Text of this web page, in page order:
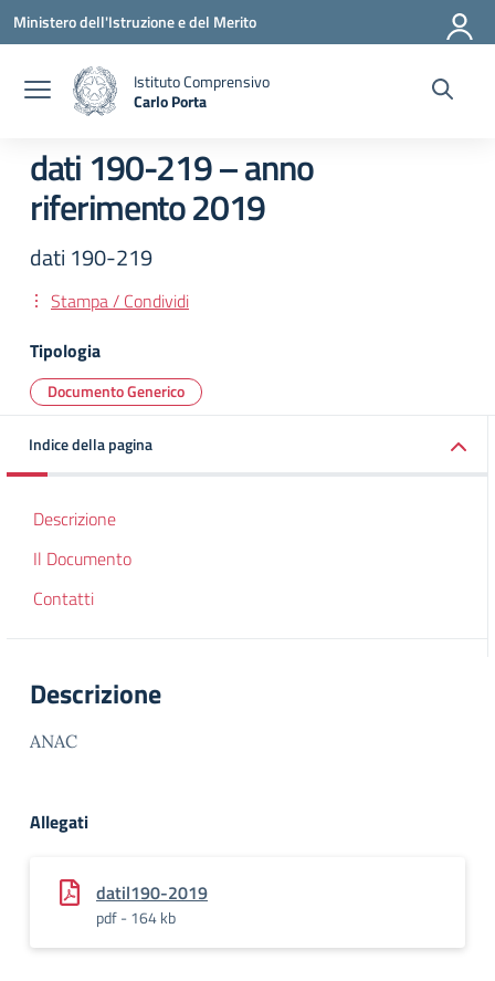
Vai ai contenuti
Vai al menu di navigazione
Vai al footer
Ministero dell'Istruzione e del Merito
Istituto Comprensivo
Carlo Porta
dati 190-219 – anno
riferimento 2019
dati 190-219
Stampa / Condividi
Tipologia
Documento Generico
Indice della pagina
Descrizione
Il Documento
Contatti
Descrizione
ANAC
Allegati
datil190-2019
pdf - 164 kb